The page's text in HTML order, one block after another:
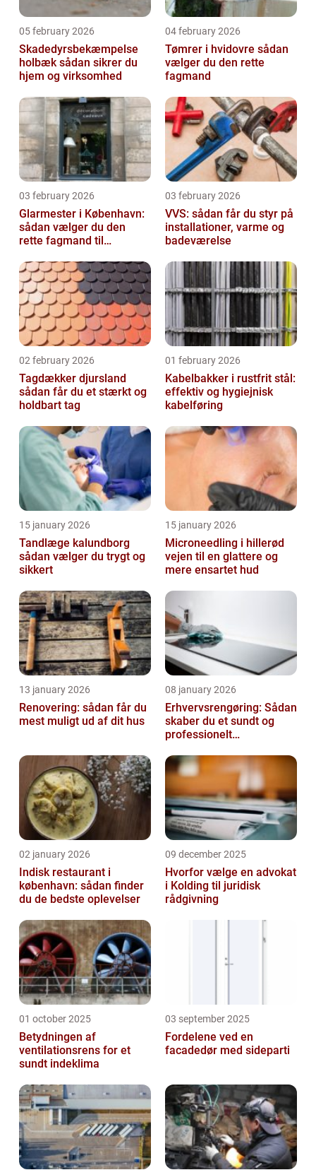
05 february 2026
Skadedyrsbekæmpelse
holbæk sådan sikrer du
hjem og virksomhed
04 february 2026
Tømrer i hvidovre sådan
vælger du den rette
fagmand
03 february 2026
Glarmester i København:
sådan vælger du den
rette fagmand til
03 february 2026
VVS: sådan får du styr på
installationer, varme og
badeværelse
02 february 2026
Tagdækker djursland
sådan får du et stærkt og
holdbart tag
01 february 2026
Kabelbakker i rustfrit stål:
effektiv og hygiejnisk
kabelføring
15 january 2026
Tandlæge kalundborg
sådan vælger du trygt og
sikkert
15 january 2026
Microneedling i hillerød
vejen til en glattere og
mere ensartet hud
13 january 2026
Renovering: sådan får du
mest muligt ud af dit hus
08 january 2026
Erhvervsrengøring: Sådan
skaber du et sundt og
professionelt
02 january 2026
Indisk restaurant i
københavn: sådan finder
du de bedste oplevelser
09 december 2025
Hvorfor vælge en advokat
i Kolding til juridisk
rådgivning
01 october 2025
Betydningen af
ventilationsrens for et
sundt indeklima
03 september 2025
Fordelene ved en
facadedør med sideparti